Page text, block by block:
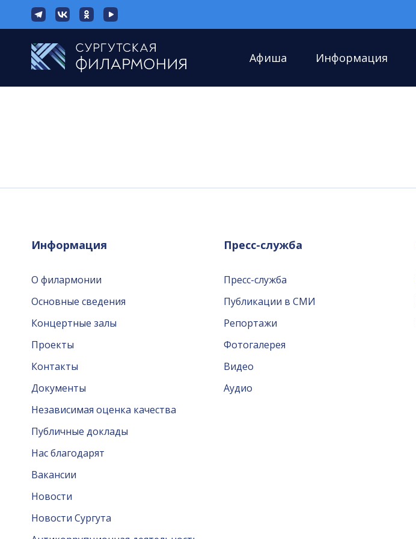
Афиша Информация
Информация
О филармонии
Основные сведения
Концертные залы
Проекты
Контакты
Документы
Независимая оценка качества
Публичные доклады
Нас благодарят
Вакансии
Новости
Новости Сургута
Пресс-служба
Пресс-служба
Публикации в СМИ
Репортажи
Фотогалерея
Видео
Аудио